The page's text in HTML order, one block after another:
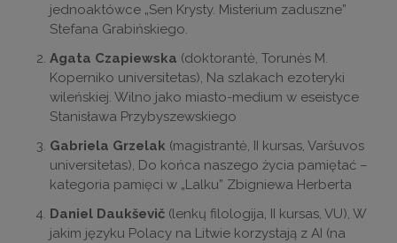
jednoaktówce „Sen Krysty. Misterium zaduszne”
Stefana Grabińskiego.
Agata Czapiewska (doktorantė, Torunės M.
Koperniko universitetas), Na szlakach ezoteryki
wileńskiej. Wilno jako miasto-medium w eseistyce
Stanisława Przybyszewskiego
Gabriela Grzelak (magistrantė, II kursas, Varšuvos
universitetas), Do końca naszego życia pamiętać –
kategoria pamięci w „Lalku” Zbigniewa Herberta
Daniel Daukševič (lenkų filologija, II kursas, VU), W
jakim języku Polacy na Litwie korzystają z AI (na